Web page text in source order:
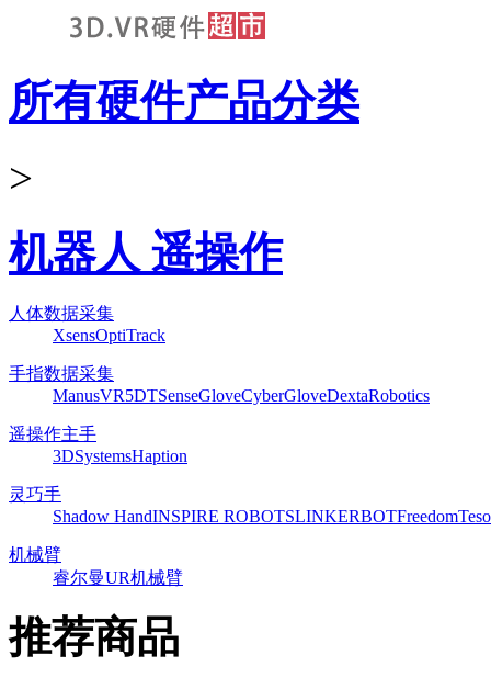
所有硬件产品分类
>
机器人 遥操作
人体数据采集
XsensOptiTrack
手指数据采集
ManusVR5DTSenseGloveCyberGloveDextaRobotics
遥操作主手
3DSystemsHaption
灵巧手
Shadow HandINSPIRE ROBOTSLINKERBOTFreedom
机械臂
睿尔曼UR机械臂
推荐商品